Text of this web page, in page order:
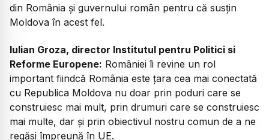
din România și guvernului român pentru că susțin
Moldova în acest fel.
Iulian Groza, director Institutul pentru Politici si
Reforme Europene: României îi revine un rol
important fiindcă România este țara cea mai conectată
cu Republica Moldova nu doar prin poduri care se
construiesc mai mult, prin drumuri care se construiesc
mai multe, dar și prin obiectivul nostru comun de a ne
regăsi împreună în UE.